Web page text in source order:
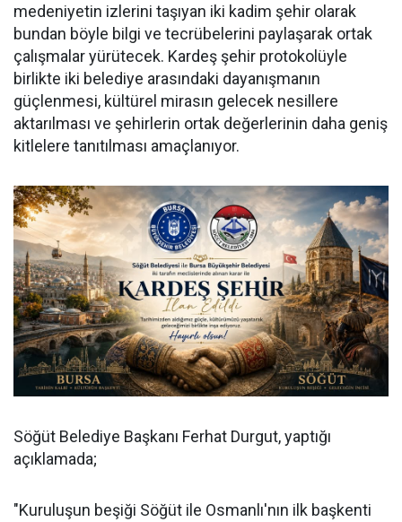
medeniyetin izlerini taşıyan iki kadim şehir olarak
bundan böyle bilgi ve tecrübelerini paylaşarak ortak
çalışmalar yürütecek. Kardeş şehir protokolüyle
birlikte iki belediye arasındaki dayanışmanın
güçlenmesi, kültürel mirasın gelecek nesillere
aktarılması ve şehirlerin ortak değerlerinin daha geniş
kitlelere tanıtılması amaçlanıyor.
Söğüt Belediye Başkanı Ferhat Durgut, yaptığı
açıklamada;
"Kuruluşun beşiği Söğüt ile Osmanlı'nın ilk başkenti